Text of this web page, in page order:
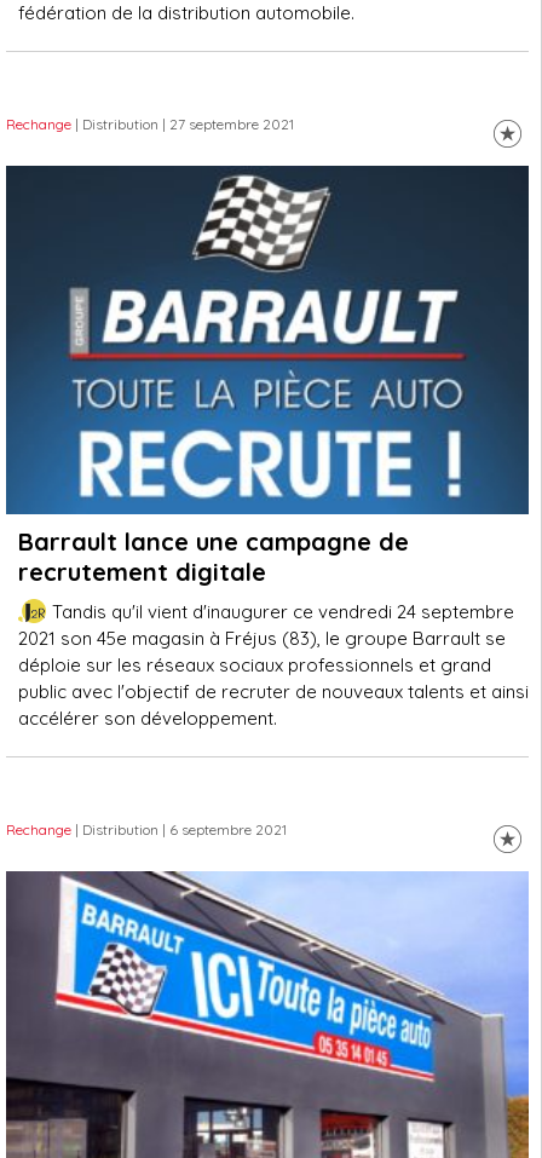
fédération de la distribution automobile.
Rechange | Distribution | 27 septembre 2021
Barrault lance une campagne de
recrutement digitale
Tandis qu'il vient d'inaugurer ce vendredi 24 septembre
2021 son 45e magasin à Fréjus (83), le groupe Barrault se
déploie sur les réseaux sociaux professionnels et grand
public avec l'objectif de recruter de nouveaux talents et ainsi
accélérer son développement.
Rechange | Distribution | 6 septembre 2021